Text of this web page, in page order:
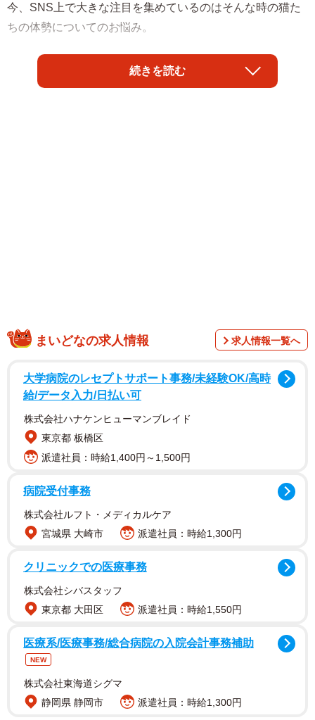
今、SNS上で大きな注目を集めているのはそんな時の猫た
ちの体勢についてのお悩み。
「猫たちが高くて不安定な肩と腰が好き過ぎて入眠時いつ
もこれなのが地味に辛いんですよね。しかも絶対にお尻を
1/2
ん提供）
一般的な成猫の体重は3～5kg。ちょっとしたダンベル並み
の重さだが、それがいつも肩と腰に乗っかってくるとなる
と確かに辛い。サユヤスさんにお話を聞いた。
続きを読む
まいどなの求人情報 求人情報一覧へ
大学病院のレセプトサポート事務/未経験OK/高時
給/データ入力/日払い可
株式会社ハナケンヒューマンブレイド
東京都 板橋区
派遣社員：時給1,400円～1,500円
病院受付事務
株式会社ルフト・メディカルケア
宮城県 大崎市
派遣社員：時給1,300円
クリニックでの医療事務
株式会社シバスタッフ
東京都 大田区
派遣社員：時給1,550円
医療系/医療事務/総合病院の入院会計事務補助
NEW
株式会社東海道シグマ
静岡県 静岡市
派遣社員：時給1,300円